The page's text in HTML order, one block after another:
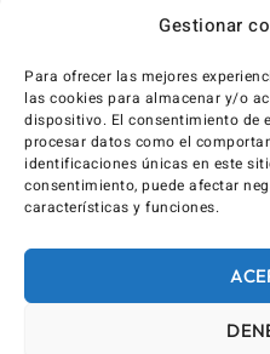
Gestionar
Para ofrecer las mejores
las cookies para almacenar y/o
dispositivo. El consentimiento de
procesar datos como el
identificaciones únicas en este
consentimiento, puede afectar
características y funciones.